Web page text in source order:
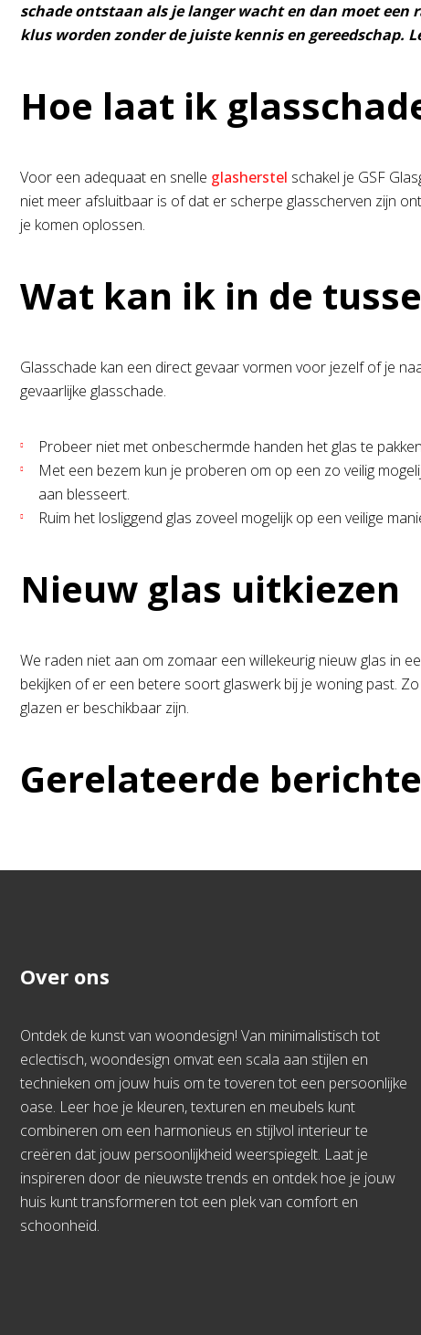
schade ontstaan als je langer wacht en dan moet een
klus worden zonder de juiste kennis en gereedschap.
Hoe laat ik
Voor een adequaat en snelle glasherstel schakel je GSF
niet meer afsluitbaar is of dat er scherpe glasscherven zijn
je komen oplossen.
Wat kan ik in de
Glasschade kan een direct gevaar vormen voor jezelf of je
gevaarlijke glasschade.
Probeer niet met onbeschermde handen het glas te
Met een bezem kun je proberen om op een zo veilig
aan blesseert.
Ruim het losliggend glas zoveel mogelijk op een veilige
Nieuw glas uitkiezen
We raden niet aan om zomaar een willekeurig nieuw glas in
bekijken of er een betere soort glaswerk bij je woning past.
glazen er beschikbaar zijn.
Gerelateerde
Over ons
Ontdek de kunst van woondesign! Van minimalistisch tot
eclectisch, woondesign omvat een scala aan stijlen en
technieken om jouw huis om te toveren tot een persoonlijke
oase. Leer hoe je kleuren, texturen en meubels kunt
combineren om een harmonieus en stijlvol interieur te
creëren dat jouw persoonlijkheid weerspiegelt. Laat je
inspireren door de nieuwste trends en ontdek hoe je jouw
huis kunt transformeren tot een plek van comfort en
schoonheid.